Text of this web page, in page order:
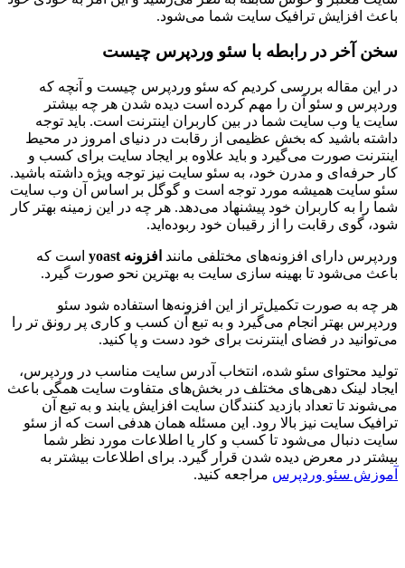
باعث افزایش ترافیک سایت شما می‌شود.
سخن آخر در رابطه با سئو وردپرس چیست
در این مقاله بررسی کردیم که سئو وردپرس چیست و آنچه که
وردپرس و سئو آن را مهم کرده است دیده شدن هر چه بیشتر
سایت یا وب سایت شما در بین کاربران اینترنت است. باید توجه
داشته باشید که بخش عظیمی از رقابت در دنیای امروز در محیط
اینترنت صورت می‌گیرد و باید علاوه بر ایجاد سایت برای کسب و
کار حرفه‌ای و مدرن خود، به سئو سایت نیز توجه ویژه داشته باشید.
سئو سایت همیشه مورد توجه است و گوگل بر اساس آن وب سایت
شما را به کاربران خود پیشنهاد می‌دهد. هر چه در این زمینه بهتر کار
شود، گوی رقابت را از رقیبان خود ربوده‌اید.
وردپرس دارای افزونه‌های مختلفی مانند افزونهyoast است که
باعث می‌شود تا بهینه سازی سایت به بهترین نحو صورت گیرد.
هر چه به صورت تکمیل‌تر از این افزونه‌ها استفاده شود سئو
وردپرس بهتر انجام می‌گیرد و به تبع آن کسب و کاری پر رونق تر را
می‌توانید در فضای اینترنت برای خود دست و پا کنید.
تولید محتوای سئو شده، انتخاب آدرس سایت مناسب در وردپرس،
ایجاد لینک دهی‌های مختلف در بخش‌های متفاوت سایت همگی باعث
می‌شوند تا تعداد بازدید کنندگان سایت افزایش یابند و به تبع آن
ترافیک سایت نیز بالا رود. این مسئله همان هدفی است که از سئو
سایت دنبال می‌شود تا کسب و کار یا اطلاعات مورد نظر شما
بیشتر در معرض دیده شدن قرار گیرد. برای اطلاعات بیشتر به
آموزش سئو وردپرس مراجعه کنید.